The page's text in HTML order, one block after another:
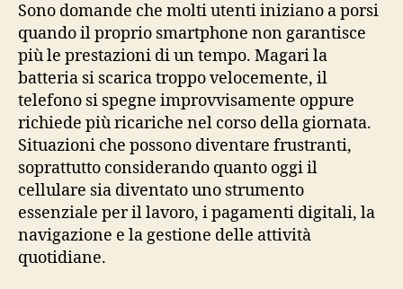
Sono domande che molti utenti iniziano a porsi
quando il proprio smartphone non garantisce
più le prestazioni di un tempo. Magari la
batteria si scarica troppo velocemente, il
telefono si spegne improvvisamente oppure
richiede più ricariche nel corso della giornata.
Situazioni che possono diventare frustranti,
soprattutto considerando quanto oggi il
cellulare sia diventato uno strumento
essenziale per il lavoro, i pagamenti digitali, la
navigazione e la gestione delle attività
quotidiane.